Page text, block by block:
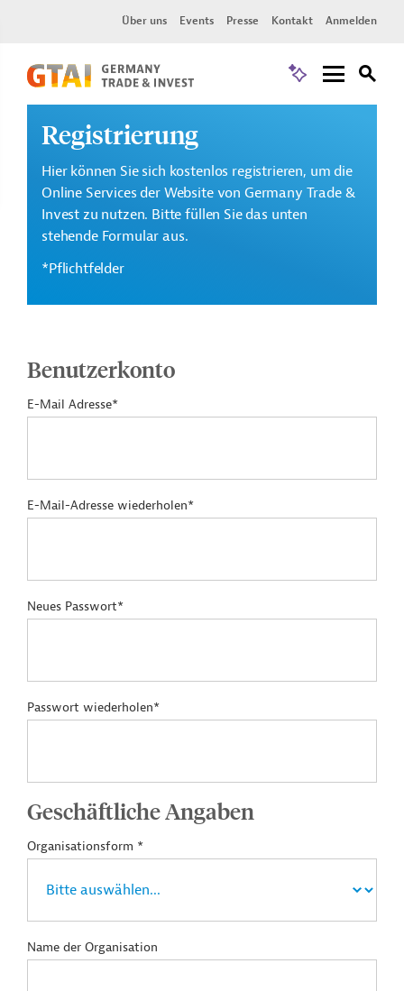
Über uns Events Presse Kontakt Anmelden
Registrierung
Hier können Sie sich kostenlos registrieren, um die
Online Services der Website von Germany Trade &
Invest zu nutzen. Bitte füllen Sie das unten
stehende Formular aus.
*Pflichtfelder
Benutzerkonto
E-Mail Adresse*
E-Mail-Adresse wiederholen*
Neues Passwort*
Passwort wiederholen*
Geschäftliche Angaben
Organisationsform *
Name der Organisation